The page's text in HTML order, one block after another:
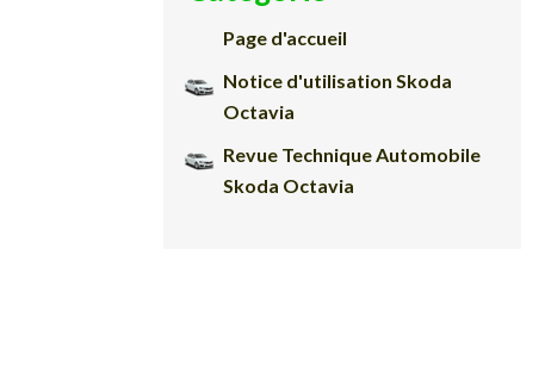
Page d'accueil
Notice d'utilisation Skoda
Octavia
Revue Technique Automobile
Skoda Octavia